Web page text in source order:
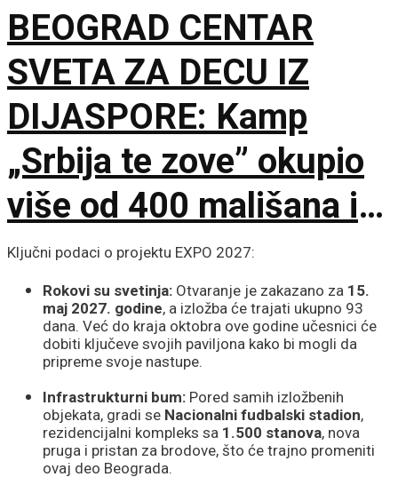
BEOGRAD CENTAR
SVETA ZA DECU IZ
DIJASPORE: Kamp
„Srbija te zove” okupio
više od 400 mališana iz
17 zemalja
Ključni podaci o projektu EXPO 2027:
Rokovi su svetinja: Otvaranje je zakazano za 15.
maj 2027. godine, a izložba će trajati ukupno 93
dana. Već do kraja oktobra ove godine učesnici će
dobiti ključeve svojih paviljona kako bi mogli da
pripreme svoje nastupe.
Infrastrukturni bum: Pored samih izložbenih
objekata, gradi se Nacionalni fudbalski stadion,
rezidencijalni kompleks sa 1.500 stanova, nova
pruga i pristan za brodove, što će trajno promeniti
ovaj deo Beograda.